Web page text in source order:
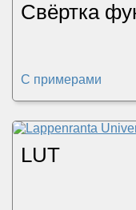
Свёртка
С примерами
LUT